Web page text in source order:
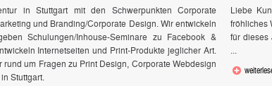
in Stuttgart mit den Schwerpunkten Corporate
und Branding/Corporate Design. Wir entwickeln
Schulungen/Inhouse-Seminare zu Facebook &
Internetseiten und Print-Produkte jeglicher Art.
um Fragen zu Print Design, Corporate Webdesign
Stuttgart.
Liebe
fröhliches
für dieses